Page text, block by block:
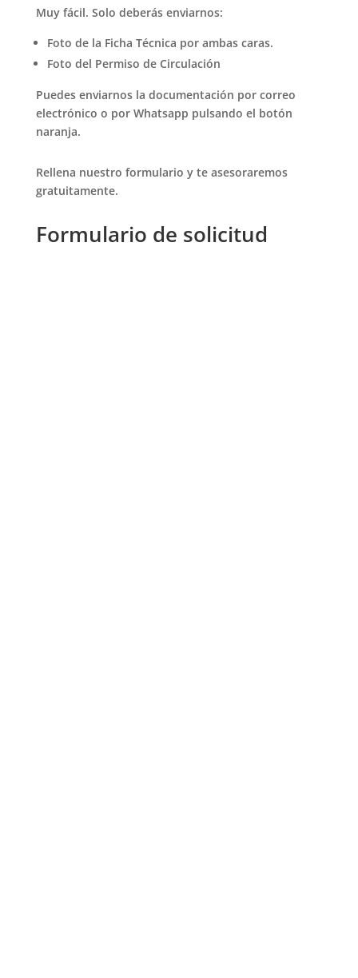
Muy fácil. Solo deberás enviarnos:
Foto de la Ficha Técnica por ambas caras.
Foto del Permiso de Circulación
Puedes enviarnos la documentación por correo
electrónico o por Whatsapp pulsando el botón
naranja.
Rellena nuestro formulario y te asesoraremos
gratuitamente.
Formulario de solicitud